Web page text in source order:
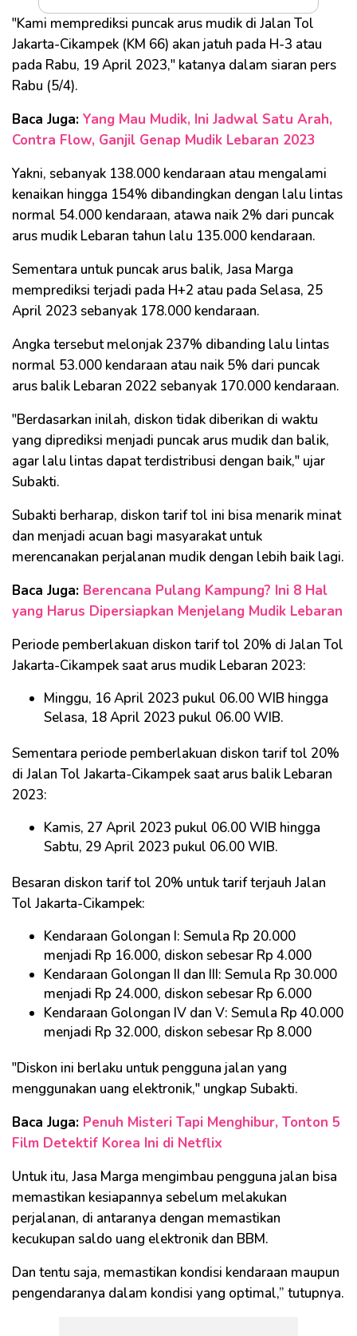
"Kami memprediksi puncak arus mudik di Jalan Tol
Jakarta-Cikampek (KM 66) akan jatuh pada H-3 atau
pada Rabu, 19 April 2023," katanya dalam siaran pers
Rabu (5/4).
Baca Juga: Yang Mau Mudik, Ini Jadwal Satu Arah,
Contra Flow, Ganjil Genap Mudik Lebaran 2023
Yakni, sebanyak 138.000 kendaraan atau mengalami
kenaikan hingga 154% dibandingkan dengan lalu lintas
normal 54.000 kendaraan, atawa naik 2% dari puncak
arus mudik Lebaran tahun lalu 135.000 kendaraan.
Sementara untuk puncak arus balik, Jasa Marga
memprediksi terjadi pada H+2 atau pada Selasa, 25
April 2023 sebanyak 178.000 kendaraan.
Angka tersebut melonjak 237% dibanding lalu lintas
normal 53.000 kendaraan atau naik 5% dari puncak
arus balik Lebaran 2022 sebanyak 170.000 kendaraan.
"Berdasarkan inilah, diskon tidak diberikan di waktu
yang diprediksi menjadi puncak arus mudik dan balik,
agar lalu lintas dapat terdistribusi dengan baik," ujar
Subakti.
Subakti berharap, diskon tarif tol ini bisa menarik minat
dan menjadi acuan bagi masyarakat untuk
merencanakan perjalanan mudik dengan lebih baik lagi.
Baca Juga: Berencana Pulang Kampung? Ini 8 Hal
yang Harus Dipersiapkan Menjelang Mudik Lebaran
Periode pemberlakuan diskon tarif tol 20% di Jalan Tol
Jakarta-Cikampek saat arus mudik Lebaran 2023:
Minggu, 16 April 2023 pukul 06.00 WIB hingga
Selasa, 18 April 2023 pukul 06.00 WIB.
Sementara periode pemberlakuan diskon tarif tol 20%
di Jalan Tol Jakarta-Cikampek saat arus balik Lebaran
2023:
Kamis, 27 April 2023 pukul 06.00 WIB hingga
Sabtu, 29 April 2023 pukul 06.00 WIB.
Besaran diskon tarif tol 20% untuk tarif terjauh Jalan
Tol Jakarta-Cikampek:
Kendaraan Golongan I: Semula Rp 20.000
menjadi Rp 16.000, diskon sebesar Rp 4.000
Kendaraan Golongan II dan III: Semula Rp 30.000
menjadi Rp 24.000, diskon sebesar Rp 6.000
Kendaraan Golongan IV dan V: Semula Rp 40.000
menjadi Rp 32.000, diskon sebesar Rp 8.000
"Diskon ini berlaku untuk pengguna jalan yang
menggunakan uang elektronik," ungkap Subakti.
Baca Juga: Penuh Misteri Tapi Menghibur, Tonton 5
Film Detektif Korea Ini di Netflix
Untuk itu, Jasa Marga mengimbau pengguna jalan bisa
memastikan kesiapannya sebelum melakukan
perjalanan, di antaranya dengan memastikan
kecukupan saldo uang elektronik dan BBM.
Dan tentu saja, memastikan kondisi kendaraan maupun
pengendaranya dalam kondisi yang optimal,” tutupnya.